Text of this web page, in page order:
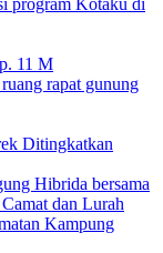
11 M
Ditingkatkan